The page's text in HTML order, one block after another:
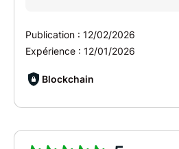
Publication : 12/02/2026
Expérience : 12/01/2026
Blockchain